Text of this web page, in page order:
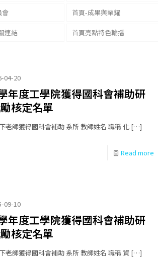
會 首頁-成果與榮耀
連結 首頁亮點特色輪播
04-20
年度工學院獲得國科會補助研
核定名單
老師獲得國科會補助 系所 教師姓名 職稱 化 […]
Read more
09-10
年度工學院獲得國科會補助研
核定名單
老師獲得國科會補助 系所 教師姓名 職稱 資 […]